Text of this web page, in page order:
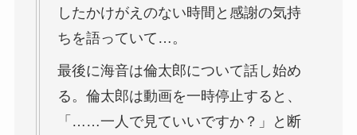
したかけがえのない時間と感謝の気持
ちを語っていて…。
最後に海音は倫太郎について話し始め
る。倫太郎は動画を一時停止すると、
「……一人で見ていいですか？」と断